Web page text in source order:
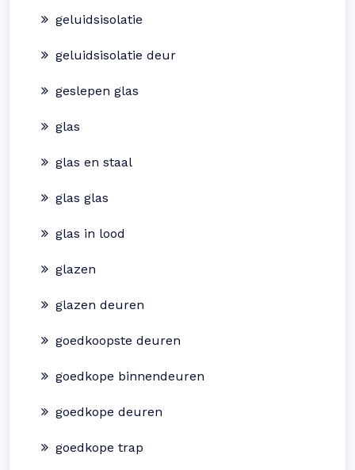
geluidsisolatie
geluidsisolatie deur
geslepen glas
glas
glas en staal
glas glas
glas in lood
glazen
glazen deuren
goedkoopste deuren
goedkope binnendeuren
goedkope deuren
goedkope trap